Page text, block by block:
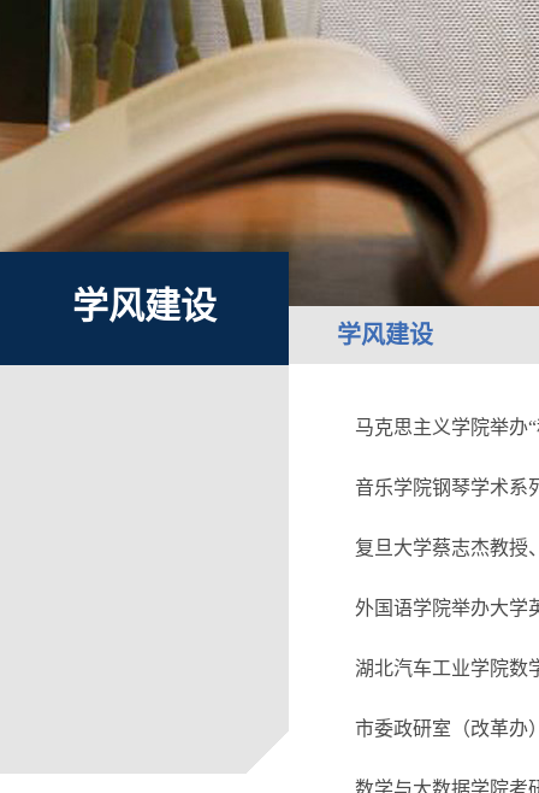
学风建设
学风建设
马克思主义学院举办
音乐学院钢琴学术
复旦大学蔡志杰教授
外国语学院举办大学
湖北汽车工业学院数
市委政研室（改革办
数学与大数据学院考